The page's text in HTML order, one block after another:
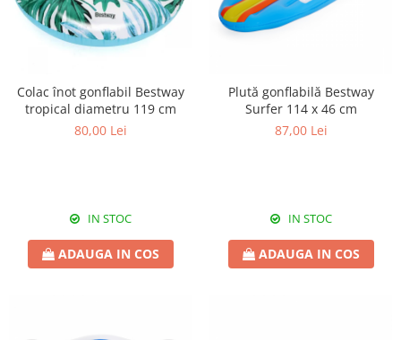
Colac înot gonflabil Bestway
tropical diametru 119 cm
80,00 Lei
IN STOC
ADAUGA IN COS
Plută gonflabilă Bestway
Surfer 114 x 46 cm
87,00 Lei
IN STOC
ADAUGA IN COS